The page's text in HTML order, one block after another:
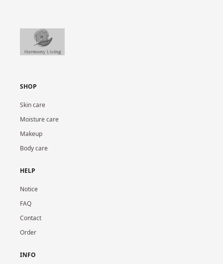
SHOP
Skin care
Moisture care
Makeup
Body care
HELP
Notice
FAQ
Contact
Order
INFO